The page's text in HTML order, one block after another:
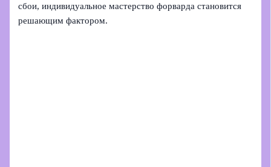
сбои, индивидуальное мастерство форварда становится
решающим фактором.